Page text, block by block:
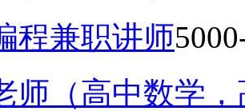
程兼职讲师
师（高中数学